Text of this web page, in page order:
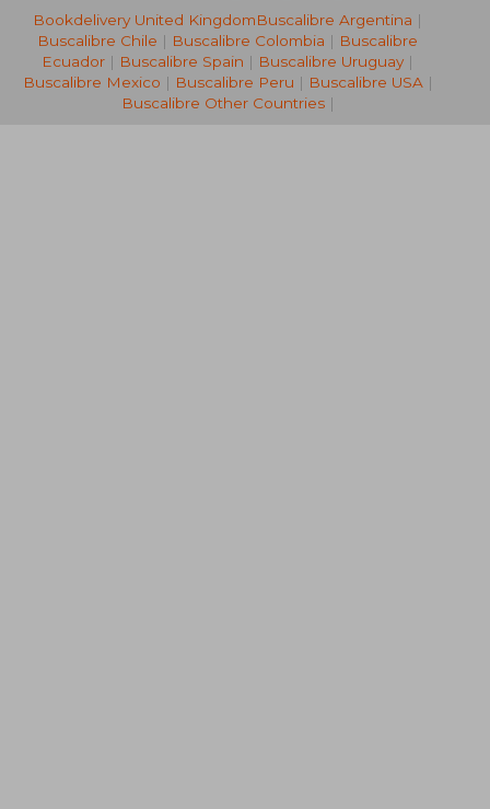
NT$ 829
Bookdelivery United KingdomBuscalibre Argentina |
Buscalibre Chile | Buscalibre Colombia | Buscalibre
Ecuador | Buscalibre Spain | Buscalibre Uruguay |
Buscalibre Mexico | Buscalibre Peru | Buscalibre USA|
Buscalibre Other Countries|